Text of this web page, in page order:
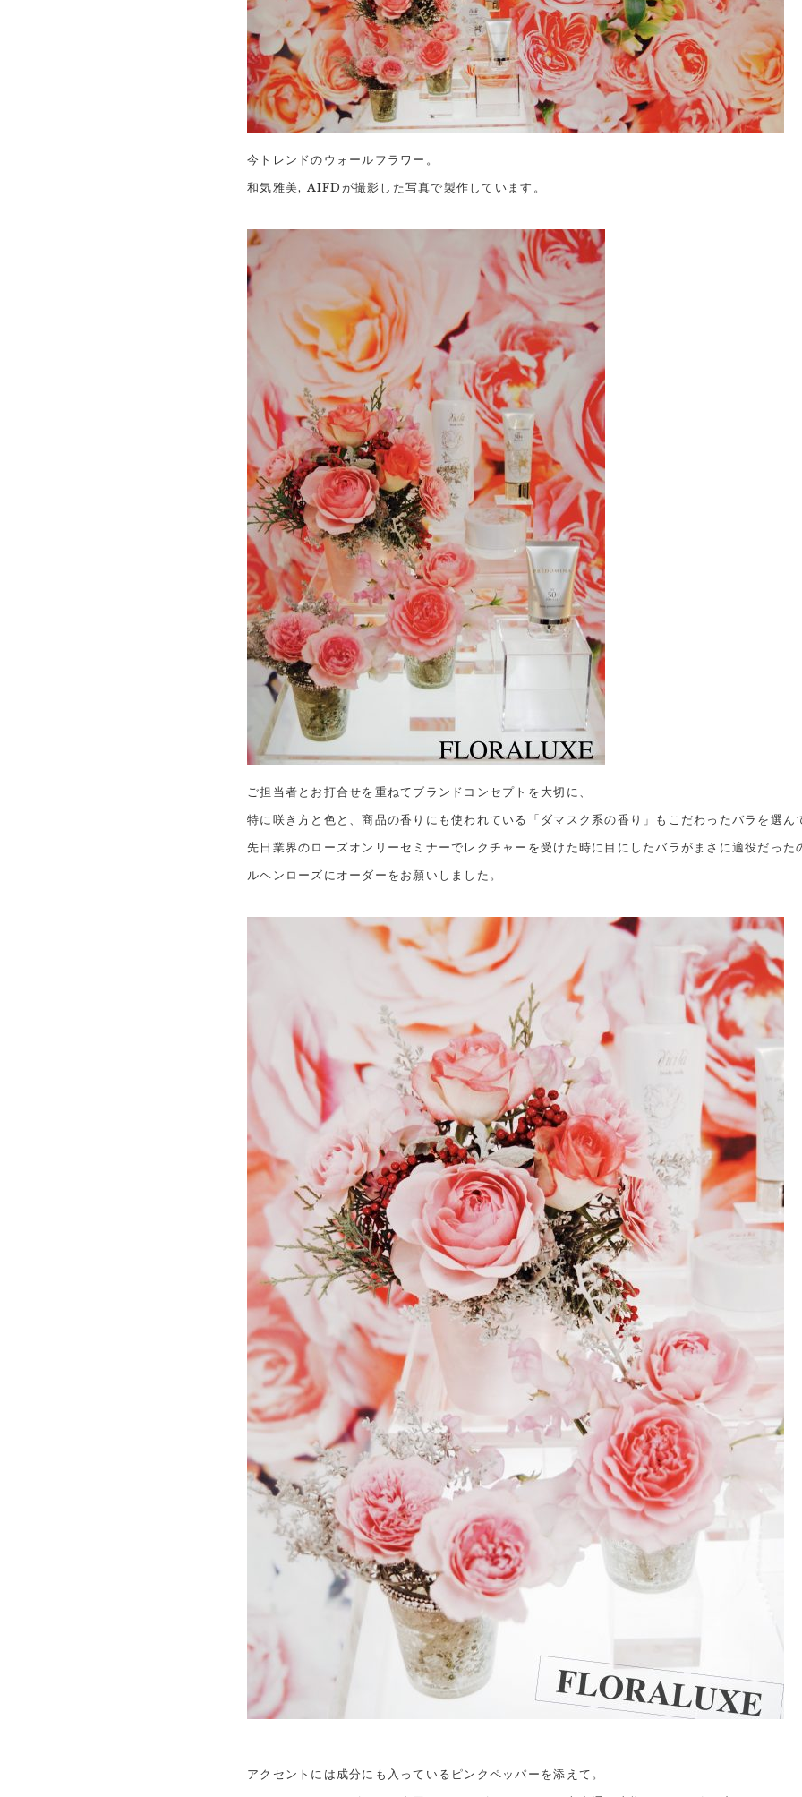
今トレンドのウォールフラワー。
和気雅美, AIFDが撮影した写真で製作しています。
ご担当者とお打合せを重ねてブランドコンセプトを大切に、
特に咲き方と色と、商品の香りにも使われている「ダマスク系の香り」もこだわったバラを選ん
先日業界のローズオンリーセミナーでレクチャーを受けた時に目にしたバラがまさに適役だった
ルヘンローズにオーダーをお願いしました。
アクセントには成分にも入っているピンクペッパーを添えて。